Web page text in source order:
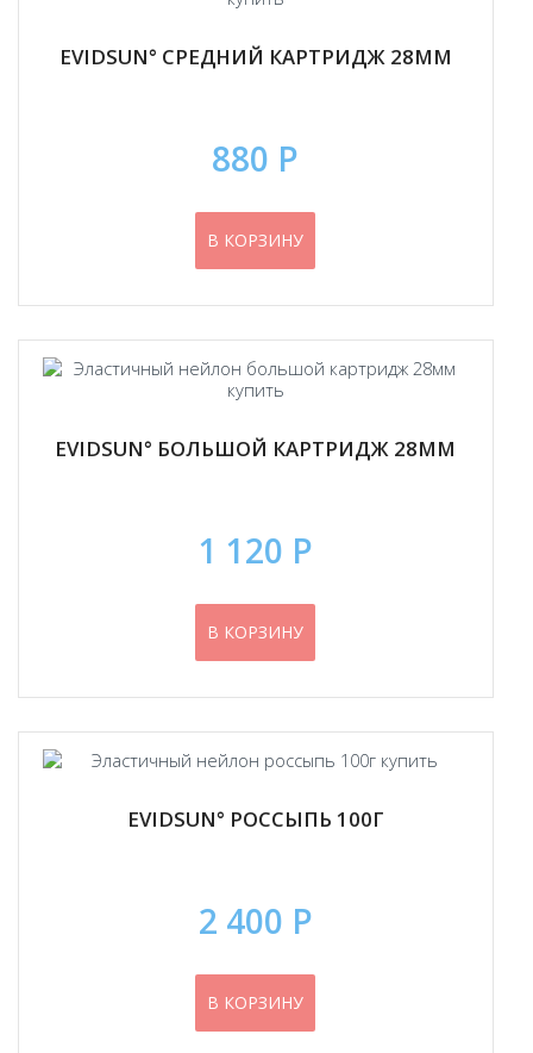
EVIDSUN° СРЕДНИЙ КАРТРИДЖ 28ММ
880 Р
В КОРЗИНУ
EVIDSUN° БОЛЬШОЙ КАРТРИДЖ 28ММ
1 120 Р
В КОРЗИНУ
EVIDSUN° РОССЫПЬ 100Г
2 400 Р
В КОРЗИНУ